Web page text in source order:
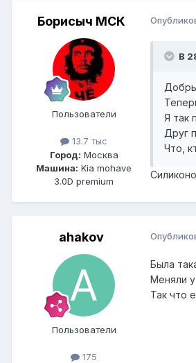
Борисыч МСК
Пользователи
13.7 тыс
Город: Москва
Машина: Kia mohave
3.0D premium
В
Я так
Друг
Что,
ahakov
Пользователи
175
Была
Меняли
Так что